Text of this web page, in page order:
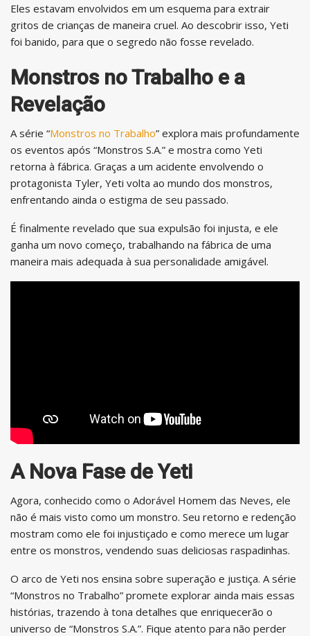
Eles estavam envolvidos em um esquema para extrair
gritos de crianças de maneira cruel. Ao descobrir isso, Yeti
foi banido, para que o segredo não fosse revelado.
Monstros no Trabalho e a
Revelação
A série “Monstros no Trabalho” explora mais profundamente
os eventos após “Monstros S.A.” e mostra como Yeti
retorna à fábrica. Graças a um acidente envolvendo o
protagonista Tyler, Yeti volta ao mundo dos monstros,
enfrentando ainda o estigma de seu passado.
É finalmente revelado que sua expulsão foi injusta, e ele
ganha um novo começo, trabalhando na fábrica de uma
maneira mais adequada à sua personalidade amigável.
A Nova Fase de Yeti
Agora, conhecido como o Adorável Homem das Neves, ele
não é mais visto como um monstro. Seu retorno e redenção
mostram como ele foi injustiçado e como merece um lugar
entre os monstros, vendendo suas deliciosas raspadinhas.
O arco de Yeti nos ensina sobre superação e justiça. A série
“Monstros no Trabalho” promete explorar ainda mais essas
histórias, trazendo à tona detalhes que enriquecerão o
universo de “Monstros S.A.”. Fique atento para não perder